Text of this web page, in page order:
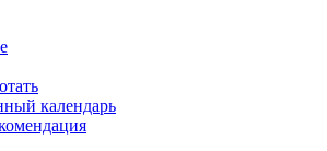
календарь